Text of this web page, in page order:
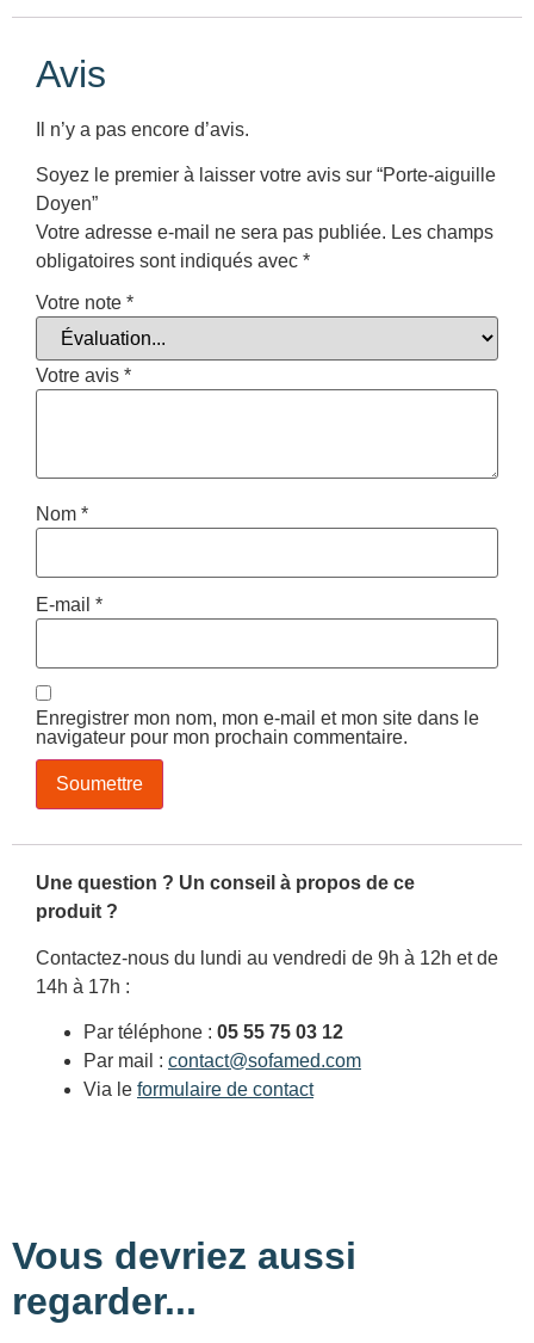
Avis
Il n’y a pas encore d’avis.
Soyez le premier à laisser votre avis sur “Porte-aiguille
Doyen”
Votre adresse e-mail ne sera pas publiée. Les champs
obligatoires sont indiqués avec *
Votre note *
Votre avis *
Nom *
E-mail *
Enregistrer mon nom, mon e-mail et mon site dans le
navigateur pour mon prochain commentaire.
Une question ? Un conseil à propos de ce
produit ?
Contactez-nous du lundi au vendredi de 9h à 12h et de
14h à 17h :
Par téléphone : 05 55 75 03 12
Par mail : contact@sofamed.com
Via le formulaire de contact
Vous devriez aussi
regarder...